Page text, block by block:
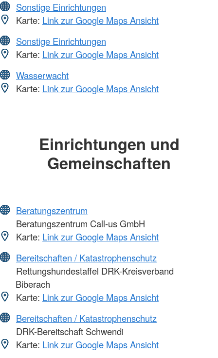
Sonstige Einrichtungen
Karte: Link zur Google Maps Ansicht
Sonstige Einrichtungen
Karte: Link zur Google Maps Ansicht
Wasserwacht
Karte: Link zur Google Maps Ansicht
Einrichtungen und
Gemeinschaften
Beratungszentrum
Beratungszentrum Call-us GmbH
Karte: Link zur Google Maps Ansicht
Bereitschaften / Katastrophenschutz
Rettungshundestaffel DRK-Kreisverband
Biberach
Karte: Link zur Google Maps Ansicht
Bereitschaften / Katastrophenschutz
DRK-Bereitschaft Schwendi
Karte: Link zur Google Maps Ansicht